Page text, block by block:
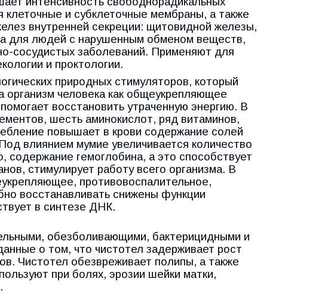
и субклеточные мембраны, а также
внутренней секреции: щитовидной железы,
для людей с нарушенным обменом веществ,
сосудистых заболеваний. Применяют для
и проктологии.
природных стимуляторов, который
человека как общеукрепляющее
восстановить утраченную энергию. В
шесть аминокислот, ряд витаминов,
повышает в крови содержание солей
влиянием мумие увеличивается количество
содержание гемоглобина, а это способствует
стимулирует работу всего организма. В
противовоспалительное,
восстанавливать снижены функции
в синтезе ДНК.
обезболивающими, бактерицидными и
о том, что чистотел задерживает рост
Чистотел обезвреживает полипы, а также
при болях, эрозии шейки матки,